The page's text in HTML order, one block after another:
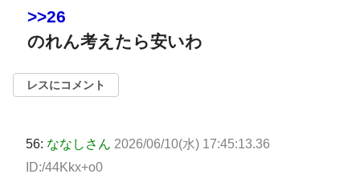
>>26
のれん考えたら安いわ
レスにコメント
56: ななしさん 2026/06/10(水) 17:45:13.36
ID:/44Kkx+o0